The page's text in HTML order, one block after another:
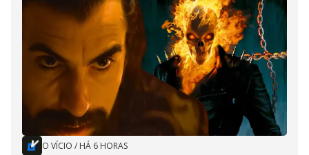
O VÍCIO / HÁ 6 HORAS